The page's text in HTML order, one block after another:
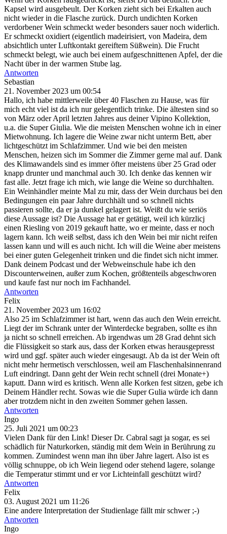
Kapsel wird ausgebeult. Der Korken zieht sich bei Erkalten auch
nicht wieder in die Flasche zurück. Durch undichten Korken
verdorbener Wein schmeckt weder besonders sauer noch widerlich.
Er schmeckt oxidiert (eigentlich madeirisiert, von Madeira, dem
absichtlich unter Luftkontakt gereiftem Süßwein). Die Frucht
schmeckt belegt, wie auch bei einem aufgeschnittenen Apfel, der die
Nacht über in der warmen Stube lag.
Antworten
Sebastian
21. November 2023 um 00:54
Hallo, ich habe mittlerweile über 40 Flaschen zu Hause, was für
mich echt viel ist da ich nur gelegentlich trinke. Die ältesten sind so
von März oder April letzten Jahres aus deiner Vipino Kollektion,
u.a. die Super Giulia. Wie die meisten Menschen wohne ich in einer
Mietwohnung. Ich lagere die Weine zwar nicht unterm Bett, aber
lichtgeschützt im Schlafzimmer. Und wie bei den meisten
Menschen, heizen sich im Sommer die Zimmer gerne mal auf. Dank
des Klimawandels sind es immer öfter meistens über 25 Grad oder
knapp drunter und manchmal auch 30. Ich denke das kennen wir
fast alle. Jetzt frage ich mich, wie lange die Weine so durchhalten.
Ein Weinhändler meinte Mal zu mir, dass der Wein durchaus bei den
Bedingungen ein paar Jahre durchhält und so schnell nichts
passieren sollte, da er ja dunkel gelagert ist. Weißt du wie seriös
diese Aussage ist? Die Aussage hat er getätigt, weil ich kürzlicj
einen Riesling von 2019 gekauft hatte, wo er meinte, dass er noch
lagern kann. Ich weiß selbst, dass ich den Wein bei mir nicht reifen
lassen kann und will es auch nicht. Ich will die Weine aber meistens
bei einer guten Gelegenheit trinken und die findet sich nicht immer.
Dank deinem Podcast und der Webweinschule habe ich den
Discounterweinen, außer zum Kochen, größtenteils abgeschworen
und kaufe fast nur noch im Fachhandel.
Antworten
Felix
21. November 2023 um 16:02
Also 25 im Schlafzimmer ist hart, wenn das auch den Wein erreicht.
Liegt der im Schrank unter der Winterdecke begraben, sollte es ihn
ja nicht so schnell erreichen. Ab irgendwas um 28 Grad dehnt sich
die Flüssigkeit so stark aus, dass der Korken etwas herausgepresst
wird und ggf. später auch wieder eingesaugt. Ab da ist der Wein oft
nicht mehr hermetisch verschlossen, weil am Flaschenhalsinnenrand
Luft eindringt. Dann geht der Wein recht schnell (drei Monate+)
kaputt. Dann wird es kritisch. Wenn alle Korken fest sitzen, gebe ich
Deinem Händler recht. Sowas wie die Super Gulia würde ich dann
aber trotzdem nicht in den zweiten Sommer gehen lassen.
Antworten
Ingo
25. Juli 2021 um 00:23
Vielen Dank für den Link! Dieser Dr. Cabral sagt ja sogar, es sei
schädlich für Naturkorken, ständig mit dem Wein in Berührung zu
kommen. Zumindest wenn man ihn über Jahre lagert. Also ist es
völlig schnuppe, ob ich Wein liegend oder stehend lagere, solange
die Temperatur stimmt und er vor Lichteinfall geschützt wird?
Antworten
Felix
03. August 2021 um 11:26
Eine andere Interpretation der Studienlage fällt mir schwer ;-)
Antworten
Ingo